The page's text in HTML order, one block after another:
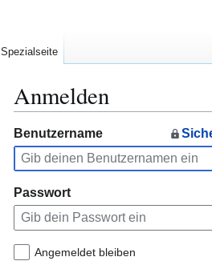
Anmelden
Zur
Navigation
springen
Zur
Suche
springen
Benutzername
Passwort
Angemeldet bleiben
Spezialseite